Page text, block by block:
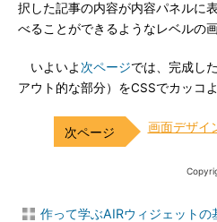
択した記事の内容が内容パネルに
べることができるようなレベルの
いよいよ 次ページでは、完成し
アウト的な部分）をCSSでカッコ
画面デザイ
作って学ぶAIRウィジェット